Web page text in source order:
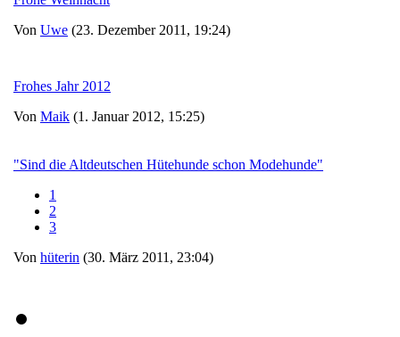
Von Uwe (23. Dezember 2011, 19:24)
Frohes Jahr 2012
Von Maik (1. Januar 2012, 15:25)
"Sind die Altdeutschen Hütehunde schon Modehunde"
1
2
3
Von hüterin (30. März 2011, 23:04)